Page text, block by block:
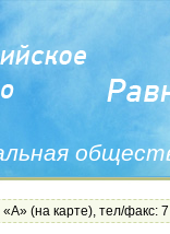
«А» (на карте), тел/факс: